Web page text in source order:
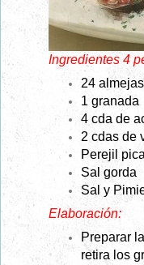
Ingredientes 4
24
1 granada
4 cda de
2 cdas de
Perejil
Sal gorda
Sal y
Elaboración:
Preparar
retira los